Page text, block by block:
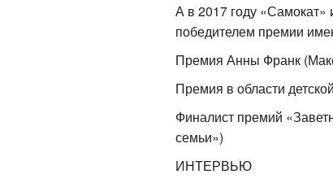
А в 2017 году «Самокат»
победителем премии
Премия Анны Франк
Премия в области
Финалист премий
семьи»)
ИНТЕРВЬЮ